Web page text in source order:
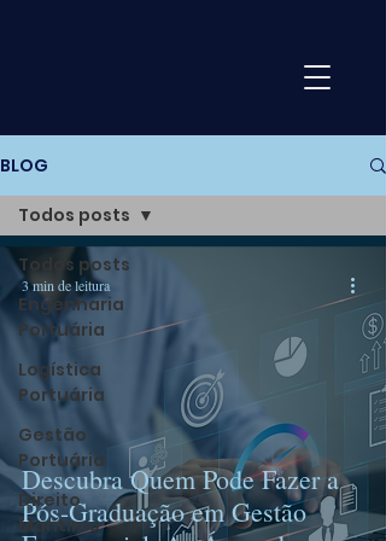
BLOG
Todos posts
Engenharia
Portuária
Logística
Portuária
Gestão
Portuária
Direito
Marítimo
Todos posts
Descubra Quem Pode Fazer a
Pós-Graduação em Gestão
3 min de leitura